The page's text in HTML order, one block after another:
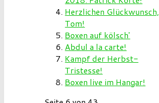
Herzlichen Glückwunsch,
Tom!
Boxen auf kölsch'
Abdul a la carte!
Kampf der Herbst-
Tristesse!
Boxen live im Hangar!